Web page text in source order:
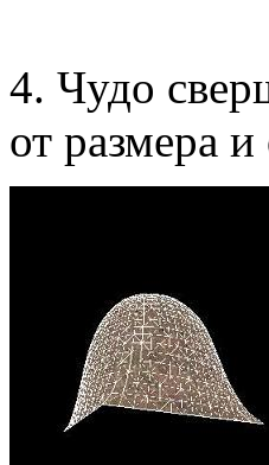
4. Чудо
от размера